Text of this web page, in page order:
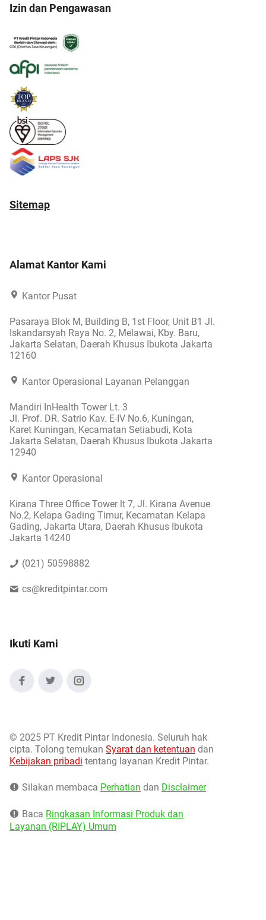
Izin dan Pengawasan
Sitemap
Alamat Kantor Kami
Kantor Pusat
Pasaraya Blok M, Building B, 1st Floor, Unit B1 Jl.
Iskandarsyah Raya No. 2, Melawai, Kby. Baru,
Jakarta Selatan, Daerah Khusus Ibukota Jakarta
12160
Kantor Operasional Layanan Pelanggan
Mandiri InHealth Tower Lt. 3
Jl. Prof. DR. Satrio Kav. E-IV No.6, Kuningan,
Karet Kuningan, Kecamatan Setiabudi, Kota
Jakarta Selatan, Daerah Khusus Ibukota Jakarta
12940
Kantor Operasional
Kirana Three Office Tower lt 7, Jl. Kirana Avenue
No.2, Kelapa Gading Timur, Kecamatan Kelapa
Gading, Jakarta Utara, Daerah Khusus Ibukota
Jakarta 14240
(021) 50598882
cs@kreditpintar.com
Ikuti Kami
© 2025 PT Kredit Pintar Indonesia. Seluruh hak
cipta. Tolong temukan Syarat dan ketentuan dan
Kebijakan pribadi tentang layanan Kredit Pintar.
Silakan membaca Perhatian dan Disclaimer
Baca Ringkasan Informasi Produk dan
Layanan (RIPLAY) Umum